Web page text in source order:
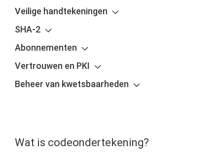
Veilige handtekeningen
SHA-2
Abonnementen
Vertrouwen en PKI
Beheer van kwetsbaarheden
Wat is codeondertekening?